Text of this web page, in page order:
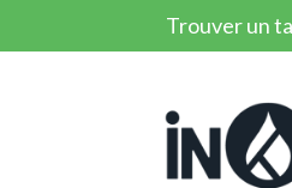
Trouver un